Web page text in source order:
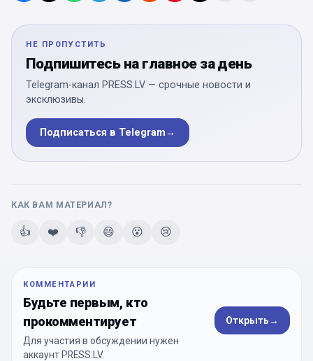
НЕ ПРОПУСТИТЬ
Подпишитесь на главное за день
Telegram-канал PRESS.LV — срочные новости и
эксклюзивы.
Подписаться в Telegram→
КАК ВАМ МАТЕРИАЛ?
👍 ❤️ 👎 😄 😮 😢
КОММЕНТАРИИ
Будьте первым, кто
прокомментирует
Для участия в обсуждении нужен
аккаунт PRESS.LV.
Открыть→